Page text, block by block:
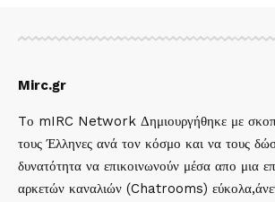
Mirc.gr
Tο mIRC Network Δημιουργήθηκε με
τους Έλληνες ανά τον κόσμο και να τους
δυνατότητα να επικοινωνούν μέσα απο μια
αρκετών καναλιών (Chatrooms)